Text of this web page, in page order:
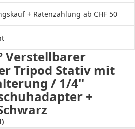
+ Ratenzahlung ab CHF 50
Verstellbarer
Tripod Stativ mit
/ 1/4"
+